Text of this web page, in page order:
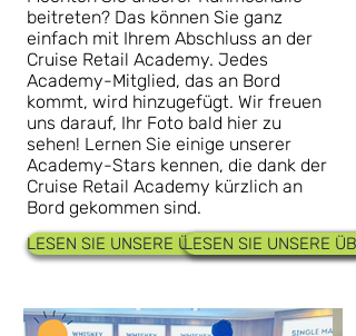
beitreten? Das können Sie ganz
einfach mit Ihrem Abschluss an der
Cruise Retail Academy. Jedes
Academy-Mitglied, das an Bord
kommt, wird hinzugefügt. Wir freuen
uns darauf, Ihr Foto bald hier zu
sehen! Lernen Sie einige unserer
Academy-Stars kennen, die dank der
Cruise Retail Academy kürzlich an
Bord gekommen sind.
LESEN SIE UNSERE ÜBER 300LESEN SIE UNSERE